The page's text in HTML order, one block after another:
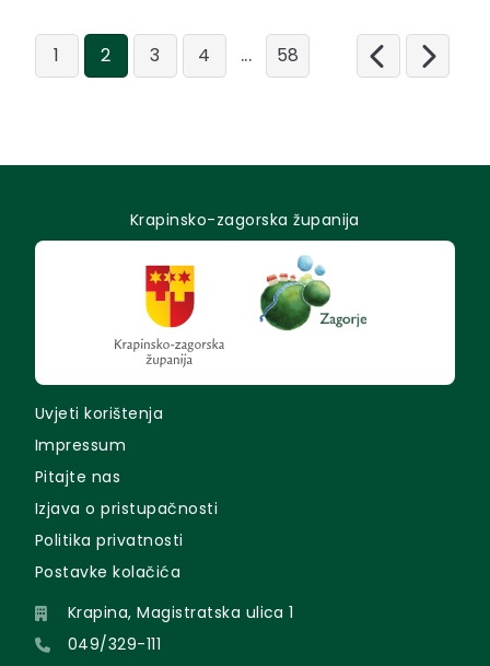
1 2 3 4 ... 58
Krapinsko-zagorska županija
Uvjeti korištenja
Impressum
Pitajte nas
Izjava o pristupačnosti
Politika privatnosti
Postavke kolačića
Krapina, Magistratska ulica 1
049/329-111